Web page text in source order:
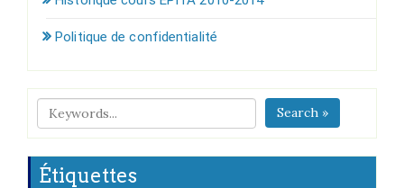
Politique de confidentialité
Search »
Étiquettes